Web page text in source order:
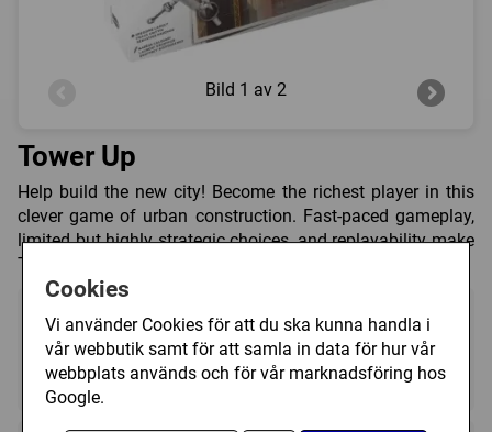
Cookies
Vi använder Cookies för att du ska kunna handla i
vår webbutik samt för att samla in data för hur vår
webbplats används och för vår marknadsföring hos
Google.
Bild 1 av 2
Tower Up
Help build the new city! Become the richest player in this
clever game of urban construction. Fast-paced gameplay,
limited but highly strategic choices, and replayability make
Tower Up your new favorite family game.
2 - 4 30 - 45 (min) 8+